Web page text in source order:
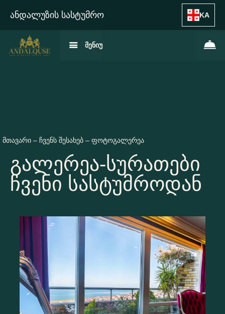
ანდალუზის სასტუმრო KA
მენიუ
მთავარი – ჩვენს შესახებ – ფოტოგალერეა
გალერეა-სურათები
ჩვენი სასტუმროდან